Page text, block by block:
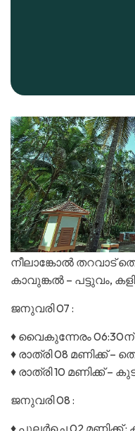
നീലാങ്കോൽ തറവാട്
കാവുങ്കൽ – പട്ടുവം,
ജനുവരി 07 :
♦️ വൈകുന്നേരം 06:30ന്
♦️ രാത്രി 08 മണിക്ക് –
♦️ രാത്രി 10 മണിക്ക് –
ജനുവരി 08 :